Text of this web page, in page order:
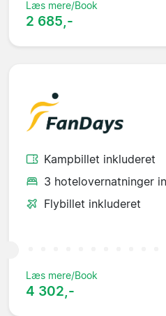
Læs mere/Book
2 685,-
Kampbillet inkluderet
3 hotelovernatninger
Flybillet inkluderet
Læs mere/Book
4 302,-